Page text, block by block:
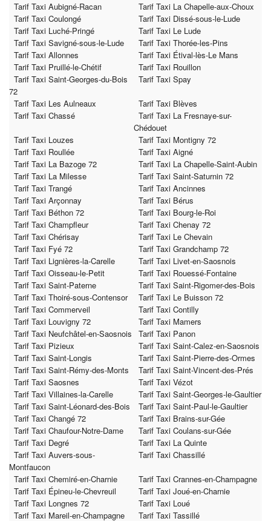
Tarif Taxi Aubigné-Racan
Tarif Taxi La Chapelle-aux-Choux
Tarif Taxi Coulongé
Tarif Taxi Dissé-sous-le-Lude
Tarif Taxi Luché-Pringé
Tarif Taxi Le Lude
Tarif Taxi Savigné-sous-le-Lude
Tarif Taxi Thorée-les-Pins
Tarif Taxi Allonnes
Tarif Taxi Étival-lès-Le Mans
Tarif Taxi Pruillé-le-Chétif
Tarif Taxi Rouillon
Tarif Taxi Saint-Georges-du-Bois
72
Tarif Taxi Spay
Tarif Taxi Les Aulneaux
Tarif Taxi Blèves
Tarif Taxi Chassé
Tarif Taxi La Fresnaye-sur-
Chédouet
Tarif Taxi Louzes
Tarif Taxi Montigny 72
Tarif Taxi Roullée
Tarif Taxi Aigné
Tarif Taxi La Bazoge 72
Tarif Taxi La Chapelle-Saint-Aubin
Tarif Taxi La Milesse
Tarif Taxi Saint-Saturnin 72
Tarif Taxi Trangé
Tarif Taxi Ancinnes
Tarif Taxi Arçonnay
Tarif Taxi Bérus
Tarif Taxi Béthon 72
Tarif Taxi Bourg-le-Roi
Tarif Taxi Champfleur
Tarif Taxi Chenay 72
Tarif Taxi Chérisay
Tarif Taxi Le Chevain
Tarif Taxi Fyé 72
Tarif Taxi Grandchamp 72
Tarif Taxi Lignières-la-Carelle
Tarif Taxi Livet-en-Saosnois
Tarif Taxi Oisseau-le-Petit
Tarif Taxi Rouessé-Fontaine
Tarif Taxi Saint-Paterne
Tarif Taxi Saint-Rigomer-des-Bois
Tarif Taxi Thoiré-sous-Contensor
Tarif Taxi Le Buisson 72
Tarif Taxi Commerveil
Tarif Taxi Contilly
Tarif Taxi Louvigny 72
Tarif Taxi Mamers
Tarif Taxi Neufchâtel-en-Saosnois
Tarif Taxi Panon
Tarif Taxi Pizieux
Tarif Taxi Saint-Calez-en-Saosnois
Tarif Taxi Saint-Longis
Tarif Taxi Saint-Pierre-des-Ormes
Tarif Taxi Saint-Rémy-des-Monts
Tarif Taxi Saint-Vincent-des-Prés
Tarif Taxi Saosnes
Tarif Taxi Vézot
Tarif Taxi Villaines-la-Carelle
Tarif Taxi Saint-Georges-le-Gaultier
Tarif Taxi Saint-Léonard-des-Bois
Tarif Taxi Saint-Paul-le-Gaultier
Tarif Taxi Changé 72
Tarif Taxi Brains-sur-Gée
Tarif Taxi Chaufour-Notre-Dame
Tarif Taxi Coulans-sur-Gée
Tarif Taxi Degré
Tarif Taxi La Quinte
Tarif Taxi Auvers-sous-
Montfaucon
Tarif Taxi Chassillé
Tarif Taxi Chemiré-en-Charnie
Tarif Taxi Crannes-en-Champagne
Tarif Taxi Épineu-le-Chevreuil
Tarif Taxi Joué-en-Charnie
Tarif Taxi Longnes 72
Tarif Taxi Loué
Tarif Taxi Mareil-en-Champagne
Tarif Taxi Tassillé